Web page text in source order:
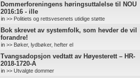
Dommerforeningens høringsuttalelse til NOU
2016:16 - ille
in >> Politiets og rettsvesenets utidige støtte
Bok skrevet av systemfolk, som hevder de vil
forandre!
in >> Bøker, lydbøker, hefter el
Tvangsadopsjon vedtatt av Høyesterett – HR-
2018-1720-A
in >> Utvalgte dommer